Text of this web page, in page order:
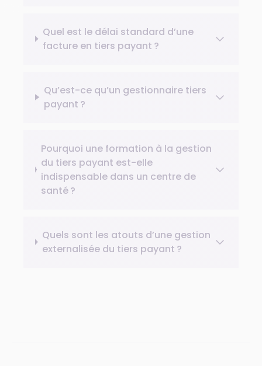
Quel est le délai standard d’une
facture en tiers payant ?
Qu’est-ce qu’un gestionnaire tiers
payant ?
Pourquoi une formation à la gestion
du tiers payant est-elle
indispensable dans un centre de
santé ?
Quels sont les atouts d’une gestion
externalisée du tiers payant ?